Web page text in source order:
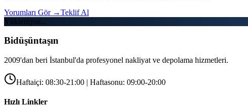
Yorumları Gör →Teklif Al
Yükleniyor...
Bidüşüntaşın
2009'dan beri İstanbul'da profesyonel nakliyat ve depolama hizmetleri.
Haftaiçi: 08:30-21:00 | Haftasonu: 09:00-20:00
Hızlı Linkler